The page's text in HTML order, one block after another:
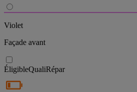
Violet
Façade avant
ÉligibleQualiRépar